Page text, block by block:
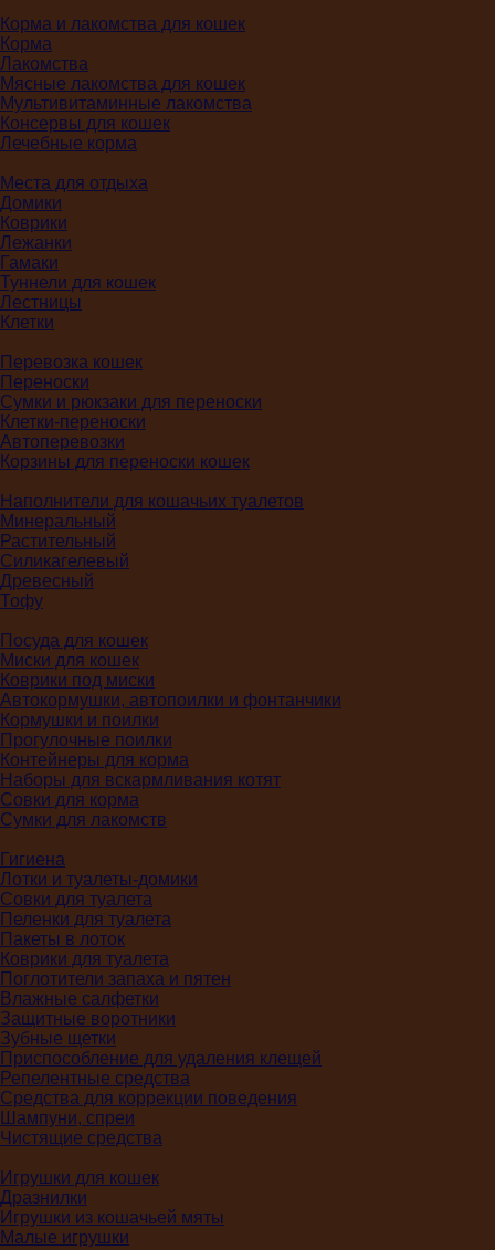
Корма и лакомства для кошек
Корма
Лакомства
Мясные лакомства для кошек
Мультивитаминные лакомства
Консервы для кошек
Лечебные корма
Места для отдыха
Домики
Коврики
Лежанки
Гамаки
Туннели для кошек
Лестницы
Клетки
Перевозка кошек
Переноски
Сумки и рюкзаки для переноски
Клетки-переноски
Автоперевозки
Корзины для переноски кошек
Наполнители для кошачьих туалетов
Минеральный
Растительный
Силикагелевый
Древесный
Тофу
Посуда для кошек
Миски для кошек
Коврики под миски
Автокормушки, автопоилки и фонтанчики
Кормушки и поилки
Прогулочные поилки
Контейнеры для корма
Наборы для вскармливания котят
Совки для корма
Сумки для лакомств
Гигиена
Лотки и туалеты-домики
Совки для туалета
Пеленки для туалета
Пакеты в лоток
Коврики для туалета
Поглотители запаха и пятен
Влажные салфетки
Защитные воротники
Зубные щетки
Приспособление для удаления клещей
Репелентные средства
Средства для коррекции поведения
Шампуни, спреи
Чистящие средства
Игрушки для кошек
Дразнилки
Игрушки из кошачьей мяты
Малые игрушки